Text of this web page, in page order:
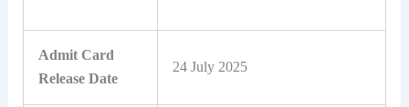
Admit Card
Release Date
24 July 2025